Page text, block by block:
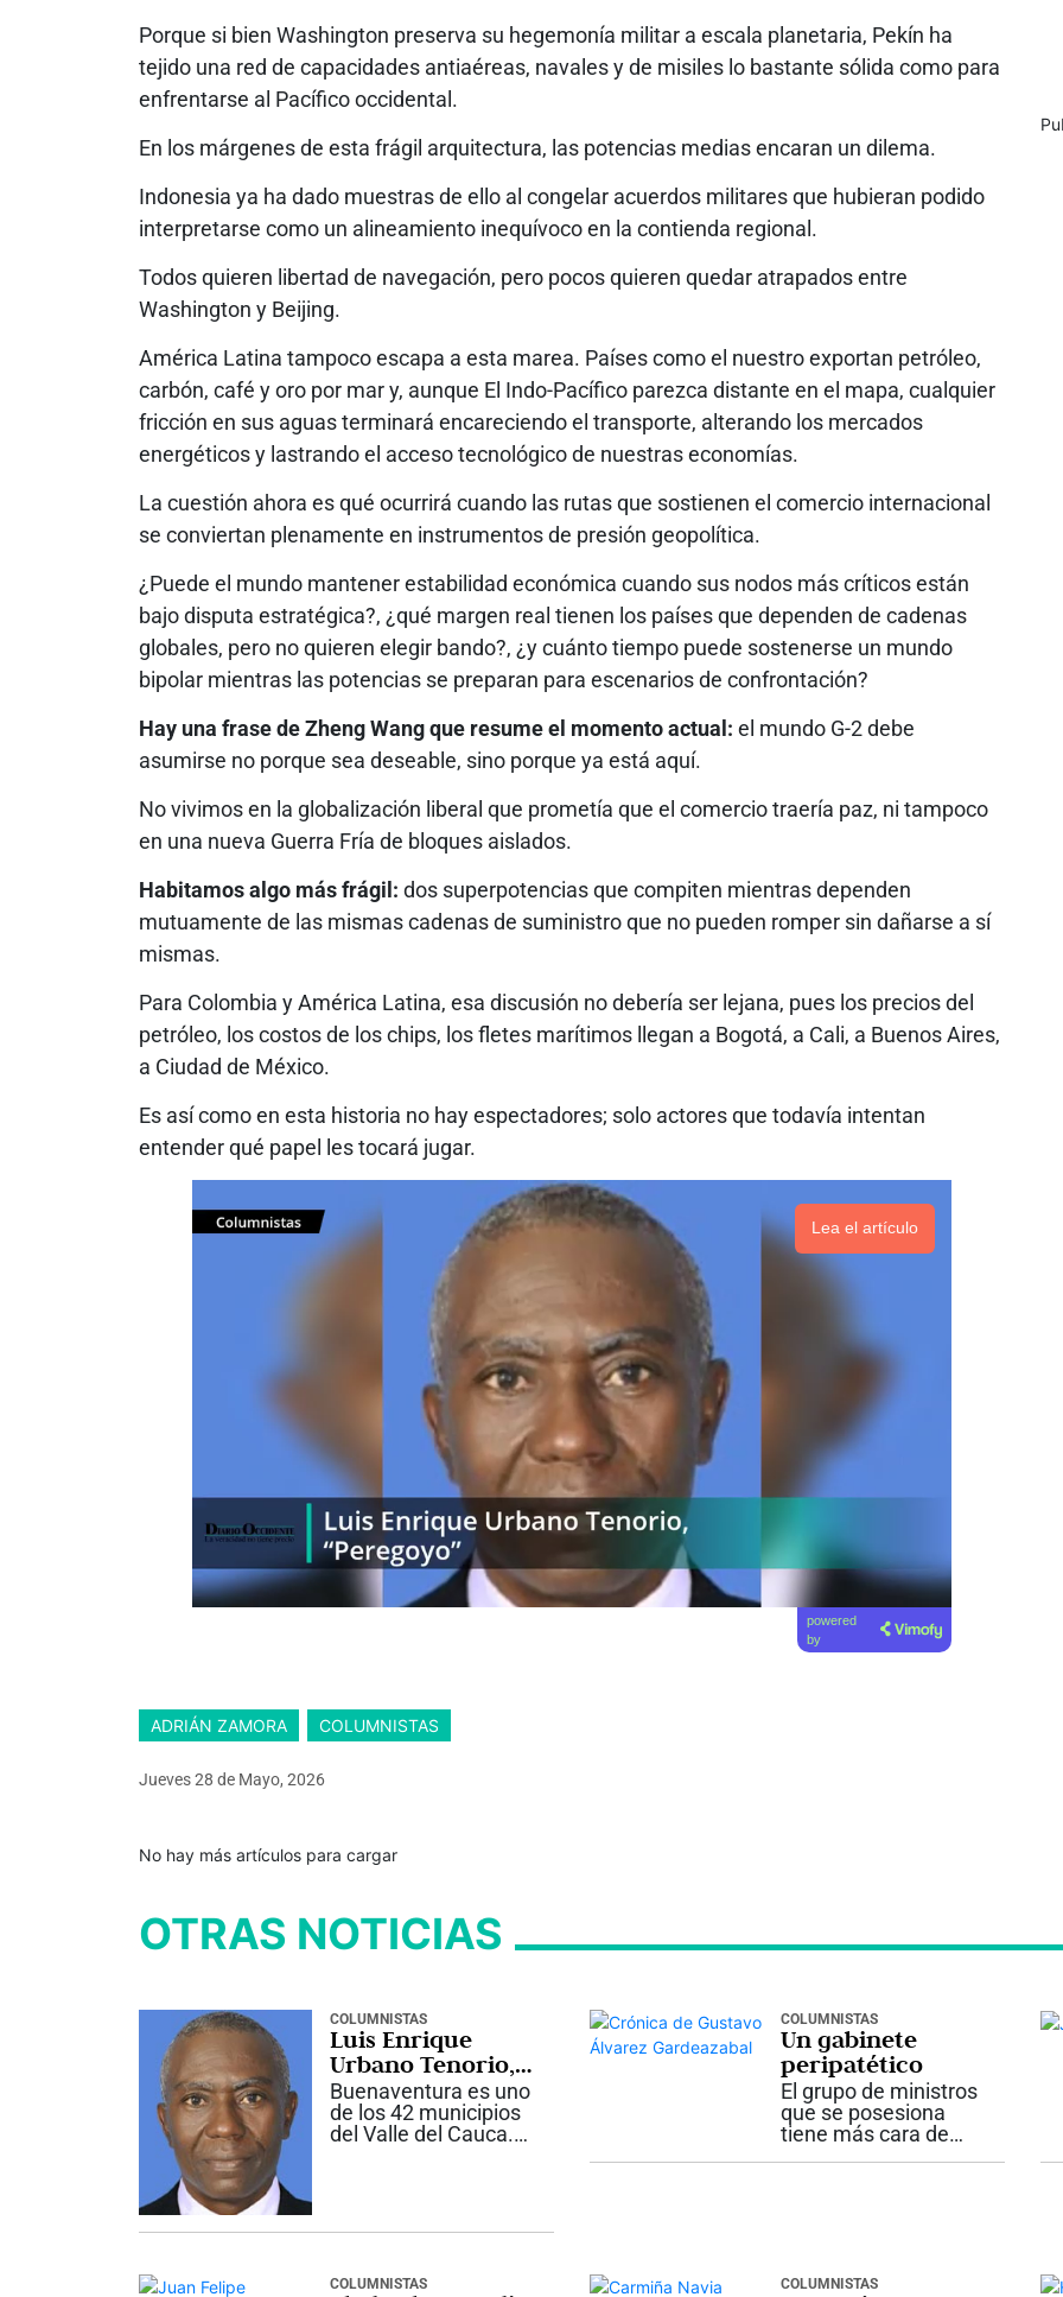
Porque si bien Washington preserva su hegemonía militar a escala planetaria, Pekín ha
tejido una red de capacidades antiaéreas, navales y de misiles lo bastante sólida como para
enfrentarse al Pacífico occidental.
En los márgenes de esta frágil arquitectura, las potencias medias encaran un dilema.
Indonesia ya ha dado muestras de ello al congelar acuerdos militares que hubieran podido
interpretarse como un alineamiento inequívoco en la contienda regional.
Todos quieren libertad de navegación, pero pocos quieren quedar atrapados entre
Washington y Beijing.
América Latina tampoco escapa a esta marea. Países como el nuestro exportan petróleo,
carbón, café y oro por mar y, aunque El Indo-Pacífico parezca distante en el mapa, cualquier
fricción en sus aguas terminará encareciendo el transporte, alterando los mercados
energéticos y lastrando el acceso tecnológico de nuestras economías.
La cuestión ahora es qué ocurrirá cuando las rutas que sostienen el comercio internacional
se conviertan plenamente en instrumentos de presión geopolítica.
¿Puede el mundo mantener estabilidad económica cuando sus nodos más críticos están
bajo disputa estratégica?, ¿qué margen real tienen los países que dependen de cadenas
globales, pero no quieren elegir bando?, ¿y cuánto tiempo puede sostenerse un mundo
bipolar mientras las potencias se preparan para escenarios de confrontación?
Hay una frase de Zheng Wang que resume el momento actual: el mundo G-2 debe
asumirse no porque sea deseable, sino porque ya está aquí.
No vivimos en la globalización liberal que prometía que el comercio traería paz, ni tampoco
en una nueva Guerra Fría de bloques aislados.
Habitamos algo más frágil: dos superpotencias que compiten mientras dependen
mutuamente de las mismas cadenas de suministro que no pueden romper sin dañarse a sí
mismas.
Para Colombia y América Latina, esa discusión no debería ser lejana, pues los precios del
petróleo, los costos de los chips, los fletes marítimos llegan a Bogotá, a Cali, a Buenos Aires,
a Ciudad de México.
Es así como en esta historia no hay espectadores; solo actores que todavía intentan
entender qué papel les tocará jugar.
Lea el artículo
powered
by
ADRIÁN ZAMORA COLUMNISTAS
Jueves 28 de Mayo, 2026
No hay más artículos para cargar
OTRAS NOTICIAS
COLUMNISTAS
Luis Enrique
Urbano Tenorio,
“Peregoyo”
Buenaventura es uno
de los 42 municipios
del Valle del Cauca.
fundada por Juan de
julio de 1540, en...
COLUMNISTAS
Un gabinete
peripatético
El grupo de ministros
que se posesiona
tiene más cara de
equipo de alpinistas
mussoliniano doctor
COLUMNISTAS COLUMNISTAS